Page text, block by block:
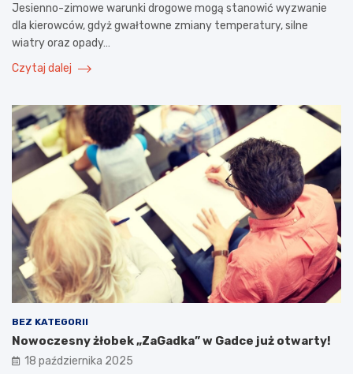
Jesienno-zimowe warunki drogowe mogą stanowić wyzwanie
dla kierowców, gdyż gwałtowne zmiany temperatury, silne
wiatry oraz opady…
Czytaj dalej
BEZ KATEGORII
Nowoczesny żłobek „ZaGadka” w Gadce już otwarty!
18 października 2025